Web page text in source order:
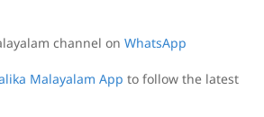
channel on WhatsApp
Malayalam App to follow the latest